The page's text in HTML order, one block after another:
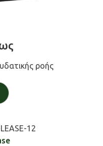
ροής
12